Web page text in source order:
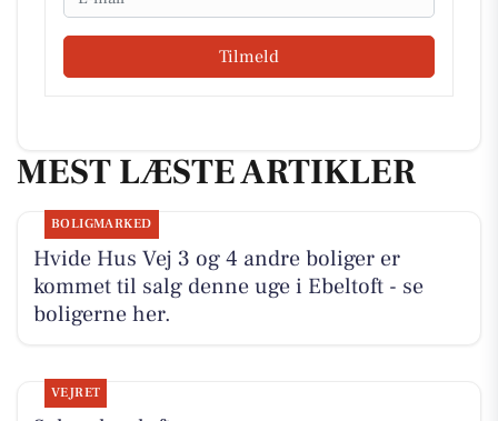
Tilmeld
MEST LÆSTE ARTIKLER
BOLIGMARKED
Hvide Hus Vej 3 og 4 andre boliger er
kommet til salg denne uge i Ebeltoft - se
boligerne her.
VEJRET